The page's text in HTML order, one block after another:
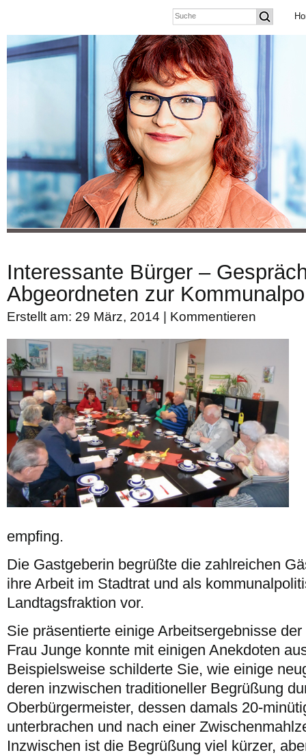
Interessante Bürger –
Abgeordneten zur
Erstellt am: 29 März, 2014 | Kommentieren
empfing.
Die Gastgeberin begrüßte die zahlreichen
ihre Arbeit im Stadtrat und als
Landtagsfraktion vor.
Sie präsentierte einige Arbeitsergebnisse
Frau Junge konnte mit einigen Anekdoten
Beispielsweise schilderte Sie, wie einige
deren inzwischen traditioneller Begrüßung
Oberbürgermeister, dessen damals 20-
unterbrachen und nach einer
Inzwischen ist die Begrüßung viel kürzer,